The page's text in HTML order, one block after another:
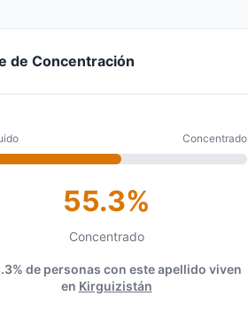
de Concentración
Concentrado
55.3%
Concentrado
de personas con este apellido viven
en Kirguizistán